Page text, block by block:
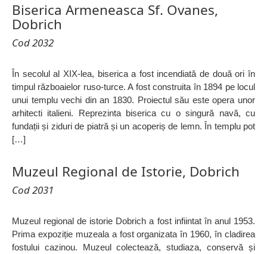
Biserica Armeneasca Sf. Ovanes,
Dobrich
Cod 2032
În secolul al XIX-lea, biserica a fost incendiată de două ori în
timpul războaielor ruso-turce. A fost construita în 1894 pe locul
unui templu vechi din an 1830. Proiectul său este opera unor
arhitecti italieni. Reprezinta biserica cu o singură navă, cu
fundații și ziduri de piatră și un acoperiș de lemn. În templu pot
[…]
Muzeul Regional de Istorie, Dobrich
Cod 2031
Muzeul regional de istorie Dobrich a fost infiintat în anul 1953.
Prima expoziție muzeala a fost organizata în 1960, în cladirea
fostului cazinou. Muzeul colectează, studiaza, conservă și